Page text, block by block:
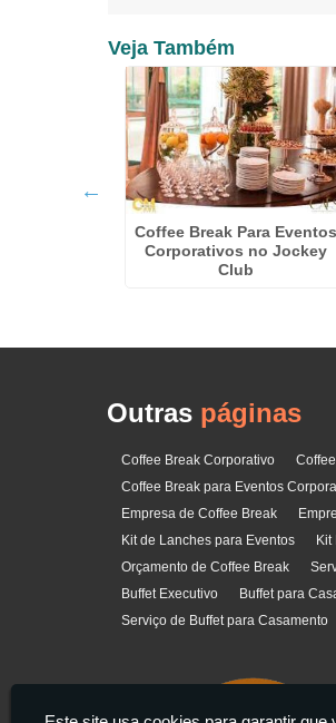
Veja Também
Coffee Break Para Eventos
Corporativos no Jockey
Club
Outras páginas
Coffee Break Corporativo
Coffee Break para Eventos
Empresa de Coffee Break
Kit de Lanches para Eventos
Orçamento de Coffee Break
Buffet Executivo
Buffet para
Serviço de Buffet para Casamento